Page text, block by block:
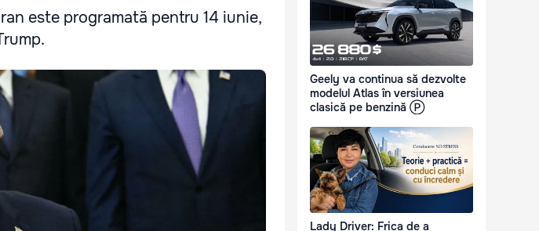
este programată pentru 14 iunie,
Geely va continua să dezvolte
modelul Atlas în versiunea
clasică pe benzină Ⓟ
Lady Driver: Frica de a